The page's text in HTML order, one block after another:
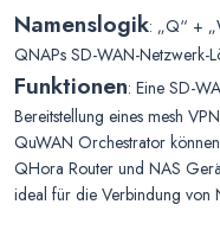
Namenslogik: „Q“ +
QNAPs SD-WAN-Netzwerk-
Funktionen: Eine SD-
Bereitstellung eines mesh
QuWAN Orchestrator
QHora Router und NAS
ideal für die Verbindung von